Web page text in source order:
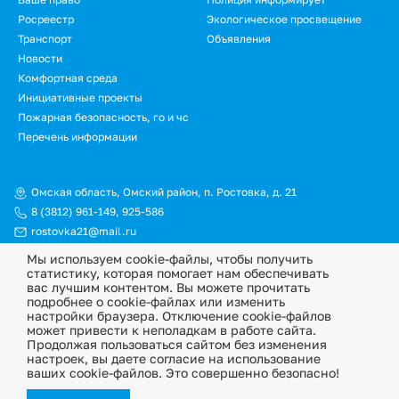
Росреестр
Экологическое просвещение
Транспорт
Объявления
Новости
Омская область, Омский район, п. Ростовка, д. 21
8 (3812) 961-149, 925-586
rostovka21@mail.ru
Подвал.
Дополнительное
меню
Комфортная среда
Инициативные проекты
Пожарная безопасность, го и чс
Перечень информации
© Официальный сайт Ростовкинского сельского поселения
Омского муниципального района Омской области, 2026
Политика конфиденциальности
Информационная ответственность
Мы используем cookie-файлы, чтобы получить
статистику, которая помогает нам обеспечивать
вас лучшим контентом. Вы можете прочитать
подробнее о cookie-файлах или изменить
настройки браузера. Отключение cookie-файлов
может привести к неполадкам в работе сайта.
Продолжая пользоваться сайтом без изменения
настроек, вы даете согласие на использование
ваших cookie-файлов. Это совершенно безопасно!